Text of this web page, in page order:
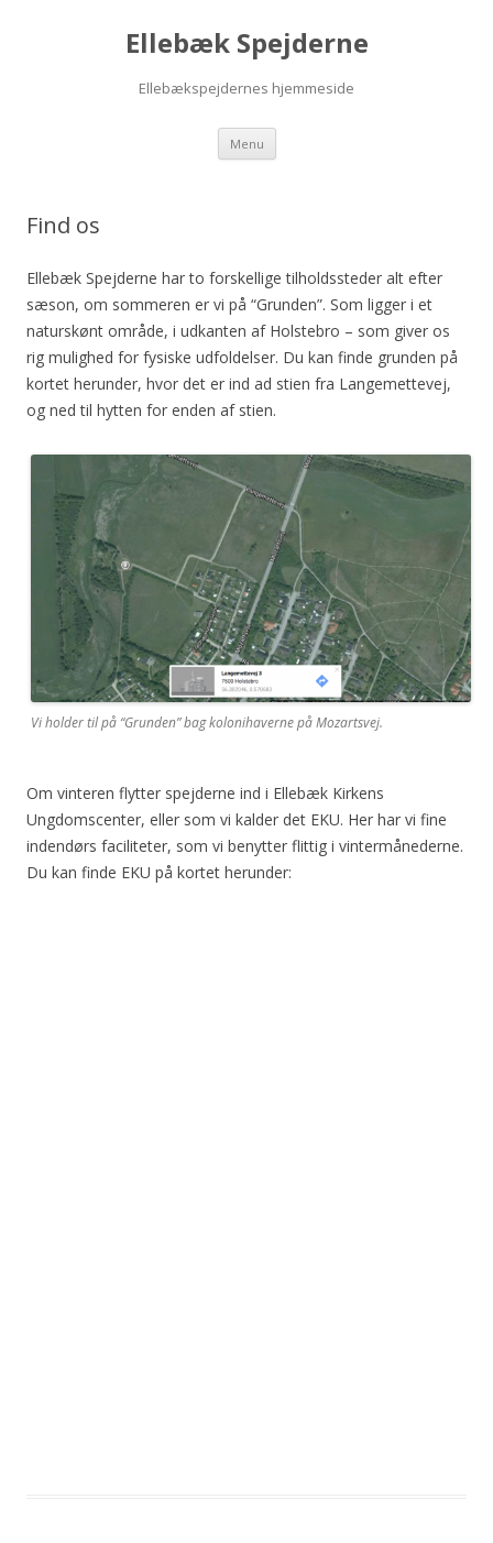
Ellebæk Spejderne
Ellebækspejdernes hjemmeside
Menu Hop
indhold
Find os
Ellebæk Spejderne har to forskellige tilholdssteder alt efter
sæson, om sommeren er vi på “Grunden”. Som ligger i et
naturskønt område, i udkanten af Holstebro – som giver os
rig mulighed for fysiske udfoldelser. Du kan finde grunden på
kortet herunder, hvor det er ind ad stien fra Langemettevej,
og ned til hytten for enden af stien.
Vi holder til på “Grunden” bag kolonihaverne på Mozartsvej.
Om vinteren flytter spejderne ind i Ellebæk Kirkens
Ungdomscenter, eller som vi kalder det EKU. Her har vi fine
indendørs faciliteter, som vi benytter flittig i vintermånederne.
Du kan finde EKU på kortet herunder: